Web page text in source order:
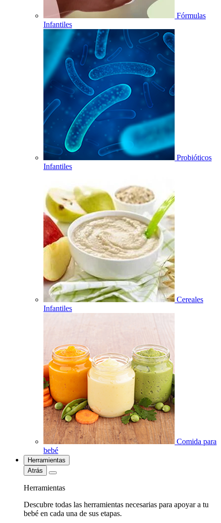
Fórmulas
Infantiles
Probióticos
Infantiles
Cereales
Infantiles
Comida para
bebé
Herramientas
Atrás
Herramientas
Descubre todas las herramientas necesarias para apoyar a tu
bebé en cada una de sus etapas.